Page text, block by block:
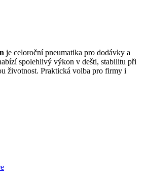
je celoroční pneumatika pro dodávky a
spolehlivý výkon v dešti, stabilitu při
životnost. Praktická volba pro firmy i